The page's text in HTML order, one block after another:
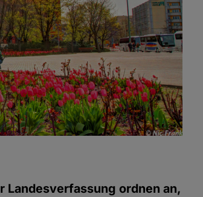
Landesverfassung ordnen an,